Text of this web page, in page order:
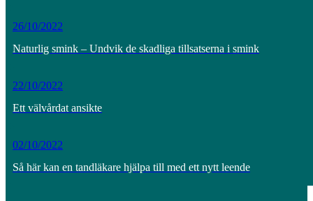
26/10/2022
Naturlig smink – Undvik de skadliga tillsatserna i smink
22/10/2022
Ett välvårdat ansikte
02/10/2022
Så här kan en tandläkare hjälpa till med ett nytt leende